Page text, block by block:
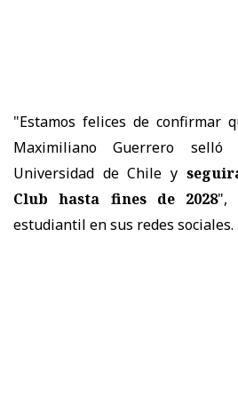
"Estamos felices de confirmar
Maximiliano Guerrero
Universidad de Chile y
Club hasta fines de 2028",
estudiantil en sus redes sociales.